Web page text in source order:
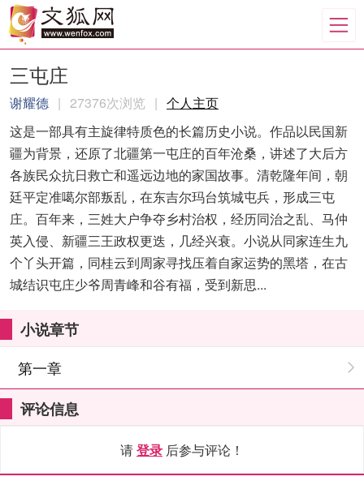
三屯庄
谢耀德 | 27376次浏览 | 个人主页
这是一部具有主旋律特质色的长篇历史小说。作品以民国新
疆为背景，还原了北疆第一屯庄的百年沧桑，讲述了大后方
各族民众抗日救亡和遥远边地的家国故事。清乾隆年间，朝
廷平定准噶尔部叛乱，在东吉尔玛台筑城屯兵，形成三屯
庄。百年来，三姓大户争夺乡村治权，经历同治之乱、马仲
英入侵、新疆三王政权更迭，几经兴衰。小说从同家连生九
个丫头开篇，同桂云到周家寻找压着自家运势的黑塔，在古
城结识屯庄少爷周青峰和谷有福，受到新思...
小说章节
第一章
评论信息
请登录 后参与评论！